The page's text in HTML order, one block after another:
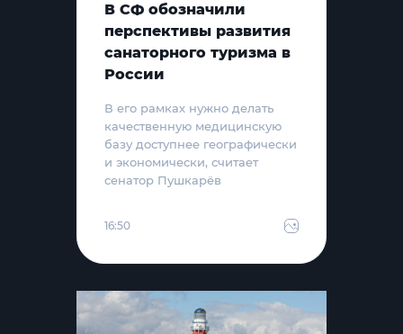
В СФ обозначили
перспективы развития
санаторного туризма в
России
В его рамках нужно делать
качественную медицинскую
базу доступнее географически
и экономически, считает
сенатор Пушкарёв
16:50